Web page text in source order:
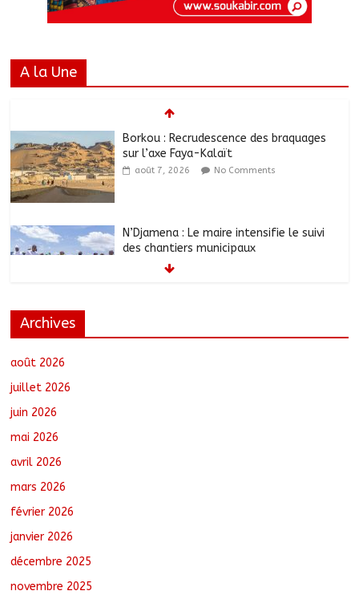
A la Une
Borkou : Recrudescence des braquages
sur l’axe Faya-Kalaït
août 7, 2026 No Comments
N’Djamena : Le maire intensifie le suivi
des chantiers municipaux
août 7, 2026
orientés vers leur avenir
Archives
août 2026
juillet 2026
juin 2026
mai 2026
avril 2026
mars 2026
février 2026
janvier 2026
décembre 2025
novembre 2025